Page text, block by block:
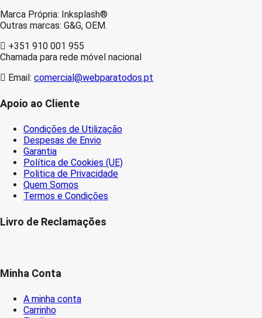
Marca Própria: Inksplash®
Outras marcas: G&G, OEM.
+351 910 001 955
Chamada para rede móvel nacional
Email: comercial@webparatodos.pt
Apoio ao Cliente
Condições de Utilização
Despesas de Envio
Garantia
Política de Cookies (UE)
Politica de Privacidade
Quem Somos
Termos e Condições
Livro de Reclamações
Minha Conta
A minha conta
Carrinho